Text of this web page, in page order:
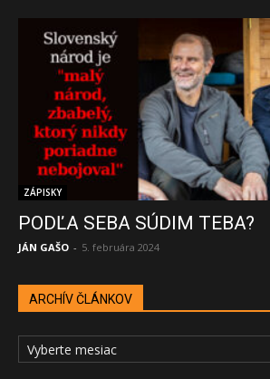
ZÁPISKY
PODĽA SEBA SÚDIM TEBA?
JÁN GAŠO - 5. februára 2024
ARCHÍV ČLÁNKOV
ARCHÍV
ČLÁNKOV